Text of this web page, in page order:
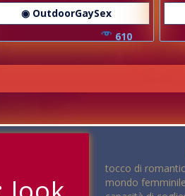
◉ OutdoorGaySex
610
tocco di
mondo